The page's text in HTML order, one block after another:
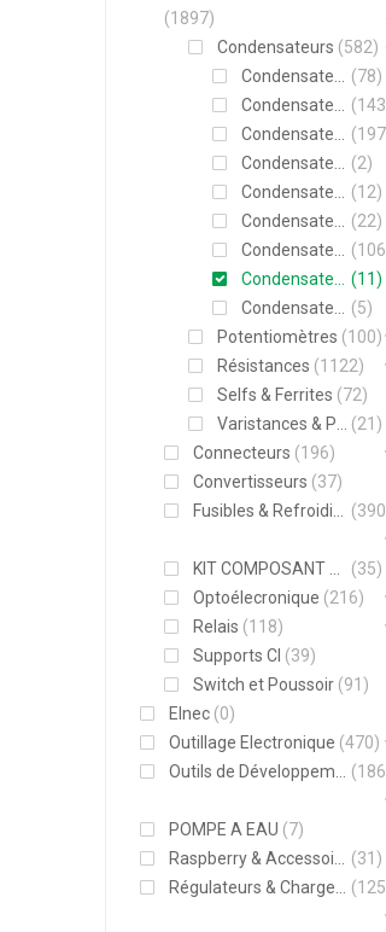
(1897)
Condensateurs (582)
Condensateur Plastiques
(78)
Condensateurs Céramiques
Condensateurs chimiques
Condensateurs de demarrage
(2)
Condensateurs de Puissance
(12)
Condensateurs Filtre
(22)
Condensateurs SMD
Condensateurs Tantales
(11)
Condensateurs variables
(5)
Potentiomètres (100)
Résistances (1122)
Selfs & Ferrites (72)
Varistances & Parafoudre
(21)
Connecteurs (196)
Convertisseurs (37)
Fusibles & Refroidisseurs
KIT COMPOSANT ELECTRONIQUE
(35)
Optoélecronique (216)
Relais (118)
Supports CI (39)
Switch et Poussoir (91)
Elnec (0)
Outillage Electronique (470)
Outils de Développement
POMPE A EAU (7)
Raspberry & Accessoires
(31)
Régulateurs & Chargeurs